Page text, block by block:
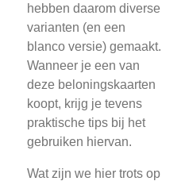
hebben daarom diverse
varianten (en een
blanco versie) gemaakt.
Wanneer je een van
deze beloningskaarten
koopt, krijg je tevens
praktische tips bij het
gebruiken hiervan.
Wat zijn we hier trots op